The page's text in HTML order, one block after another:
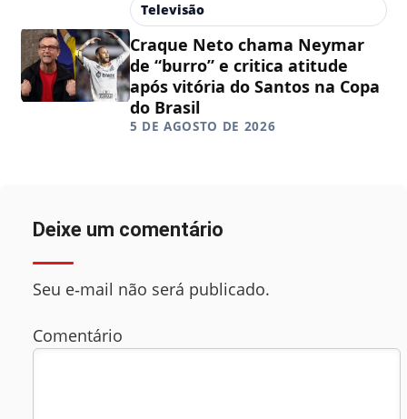
Televisão
Craque Neto chama Neymar
de “burro” e critica atitude
após vitória do Santos na Copa
do Brasil
5 DE AGOSTO DE 2026
Deixe um comentário
Seu e‑mail não será publicado.
Comentário